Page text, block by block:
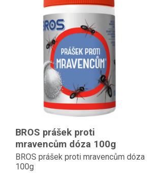
BROS prášek proti
mravencům dóza 100g
BROS prášek proti mravencům dóza
100g